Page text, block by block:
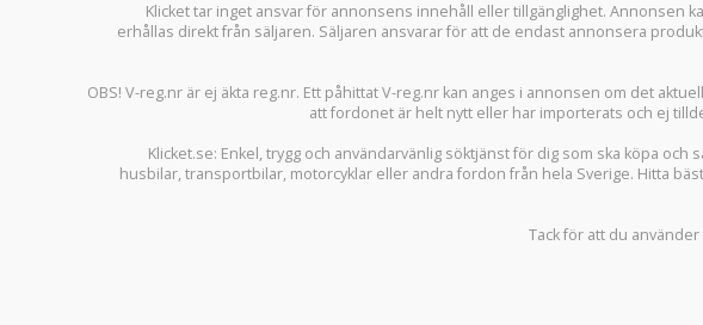
Klicket tar inget ansvar för annonsens innehåll eller tillgänglighet. Annonsen
erhållas direkt från säljaren. Säljaren ansvarar för att de endast annonsera
OBS! V-reg.nr är ej äkta reg.nr. Ett påhittat V-reg.nr kan anges i annonsen om det
att fordonet är helt nytt eller har importerats och ej
Klicket.se: Enkel, trygg och användarvänlig söktjänst för dig som ska köpa och
husbilar,transportbilar, motorcyklar eller andra fordon från hela Sverige. Hitta
Tack för att du använder